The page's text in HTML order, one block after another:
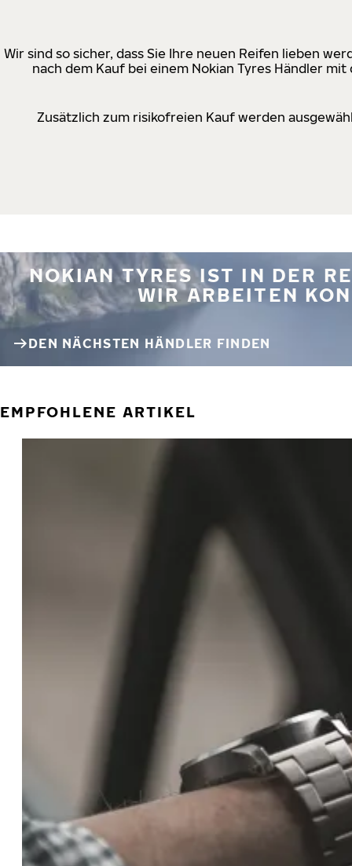
Wir sind so sicher, dass Sie Ihre neuen Reifen lieben
nach dem Kauf bei einem Nokian Tyres Händler
Zusätzlich zum risikofreien Kauf werden
NOKIAN TYRES IST IN DER
WIR ARBEITEN
DEN NÄCHSTEN HÄNDLER FINDEN
EMPFOHLENE ARTIKEL